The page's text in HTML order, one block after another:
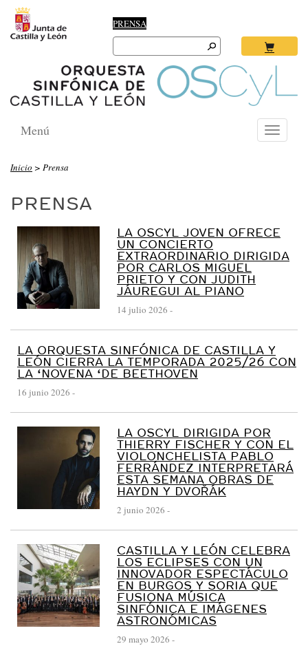
PRENSA
Search
for:
Toggle
Menú
O
Q
U
E
S
T
A
I
N
F
Ó
N
E
A
S
T
L
L
Inicio > Prensa
PRENSA
LA OSCYL JOVEN OFRECE
UN CONCIERTO
EXTRAORDINARIO DIRIGIDA
POR CARLOS MIGUEL
PRIETO Y CON JUDITH
JÁUREGUI AL PIANO
14 julio 2026 -
LA ORQUESTA SINFÓNICA DE CASTILLA Y
LEÓN CIERRA LA TEMPORADA 2025/26 CON
LA ‘NOVENA ‘DE BEETHOVEN
16 junio 2026 -
LA OSCYL DIRIGIDA POR
THIERRY FISCHER Y CON EL
VIOLONCHELISTA PABLO
FERRÁNDEZ INTERPRETARÁ
ESTA SEMANA OBRAS DE
HAYDN Y DVOŘÁK
2 junio 2026 -
CASTILLA Y LEÓN CELEBRA
LOS ECLIPSES CON UN
INNOVADOR ESPECTÁCULO
EN BURGOS Y SORIA QUE
FUSIONA MÚSICA
SINFÓNICA E IMÁGENES
ASTRONÓMICAS
29 mayo 2026 -